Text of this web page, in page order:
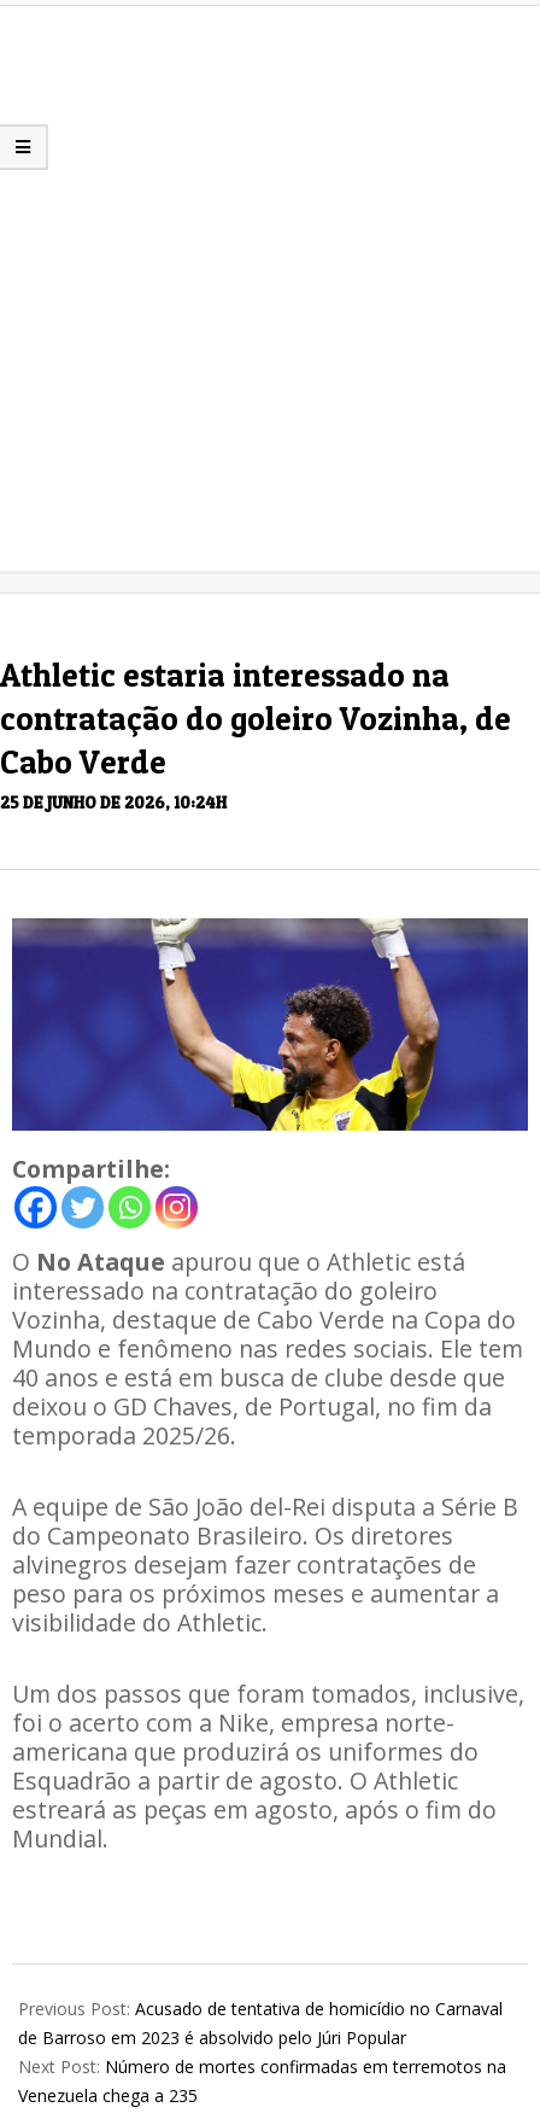
Athletic estaria interessado na
contratação do goleiro Vozinha, de
Cabo Verde
25 DE JUNHO DE 2026, 10:24H
Compartilhe:
O No Ataque apurou que o Athletic está
interessado na contratação do goleiro
Vozinha, destaque de Cabo Verde na Copa do
Mundo e fenômeno nas redes sociais. Ele tem
40 anos e está em busca de clube desde que
deixou o GD Chaves, de Portugal, no fim da
temporada 2025/26.
A equipe de São João del-Rei disputa a Série B
do Campeonato Brasileiro. Os diretores
alvinegros desejam fazer contratações de
peso para os próximos meses e aumentar a
visibilidade do Athletic.
Um dos passos que foram tomados, inclusive,
foi o acerto com a Nike, empresa norte-
americana que produzirá os uniformes do
Esquadrão a partir de agosto. O Athletic
estreará as peças em agosto, após o fim do
Mundial.
06-
25
Previous Post: Acusado de tentativa de homicídio no Carnaval
de Barroso em 2023 é absolvido pelo Júri Popular
Next Post: Número de mortes confirmadas em terremotos na
Venezuela chega a 235